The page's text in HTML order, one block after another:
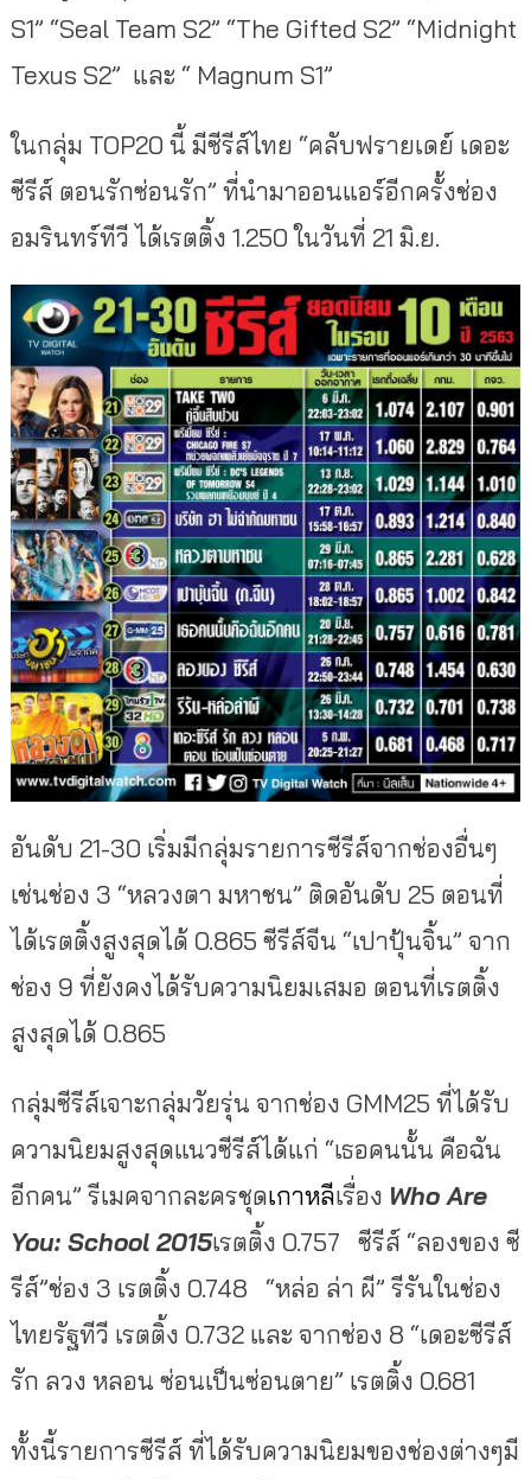
S1” “Seal Team S2” “The Gifted S2” “Midnight
Texus S2” และ “ Magnum S1”
ในกลุ่ม TOP20 นี้ มีซีรีส์ไทย “คลับฟรายเดย์ เดอะ
ซีรีส์ ตอนรักซ่อนรัก” ที่นำมาออนแอร์อีกครั้งช่อง
อมรินทร์ทีวี ได้เรตติ้ง 1.250 ในวันที่ 21 มิ.ย.
อันดับ 21-30 เริ่มมีกลุ่มรายการซีรีส์จากช่องอื่นๆ
เช่นช่อง 3 “หลวงตา มหาชน” ติดอันดับ 25 ตอนที่
ได้เรตติ้งสูงสุดได้ 0.865 ซีรีส์จีน “เปาปุ้นจิ้น” จาก
ช่อง 9 ที่ยังคงได้รับความนิยมเสมอ ตอนที่เรตติ้ง
สูงสุดได้ 0.865
กลุ่มซีรีส์เจาะกลุ่มวัยรุ่น จากช่อง GMM25 ที่ได้รับ
ความนิยมสูงสุดแนวซีรีส์ได้แก่ “เธอคนนั้น คือฉัน
อีกคน” รีเมคจากละครชุดเกาหลีเรื่อง Who Are
You: School 2015เรตติ้ง 0.757 ซีรีส์ “ลองของ ซี
รีส์”ช่อง 3 เรตติ้ง 0.748 “หล่อ ล่า ผี” รีรันในช่อง
ไทยรัฐทีวี เรตติ้ง 0.732 และ จากช่อง 8 “เดอะซีรีส์
รัก ลวง หลอน ซ่อนเป็นซ่อนตาย” เรตติ้ง 0.681
ทั้งนี้รายการซีรีส์ ที่ได้รับความนิยมของช่องต่างๆมี